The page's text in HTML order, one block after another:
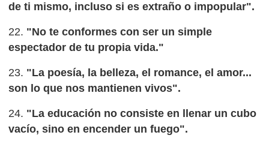
de ti mismo, incluso si es extraño o impopular".
22. "No te conformes con ser un simple
espectador de tu propia vida."
23. "La poesía, la belleza, el romance, el amor...
son lo que nos mantienen vivos".
24. "La educación no consiste en llenar un cubo
vacío, sino en encender un fuego".